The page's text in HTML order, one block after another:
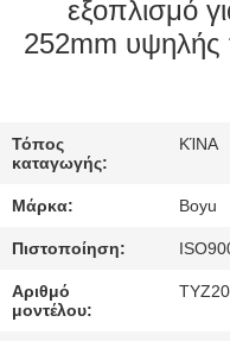
ΈΛΕΓΧΟΣ
ΣΕ
ΕΠΑΦΉ
ΜΕ
ΕΙΔΉΣΕΙΣ
εξοπλισμό
252mm υψηλής
Τόπος
καταγωγής:
ΚΊΝΑ
Μάρκα: Boyu
Πιστοποίηση:
Αριθμό
μοντέλου: